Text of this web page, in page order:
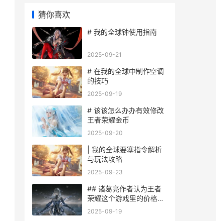
猜你喜欢
# 我的全球钟使用指南
2025-09-21
# 在我的全球中制作空调
的技巧
2025-09-19
# 该该怎么办办有效修改
王者荣耀金币
2025-09-20
| 我的全球要塞指令解析
与玩法攻略
2025-09-23
## 诸葛亮作者认为王者
荣耀这个游戏里的价格解
析
2025-09-19